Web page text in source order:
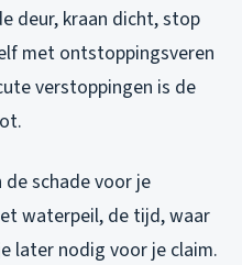
deur, kraan dicht, stop
met ontstoppingsveren
verstoppingen is de
de schade voor je
waterpeil, de tijd, waar
later nodig voor je claim.